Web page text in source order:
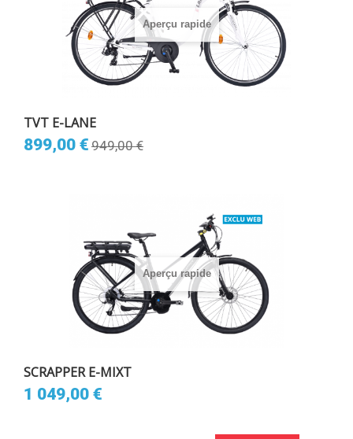
Aperçu rapide
TVT E-LANE
899,00 € 949,00 €
Aperçu rapide
SCRAPPER E-MIXT
1 049,00 €